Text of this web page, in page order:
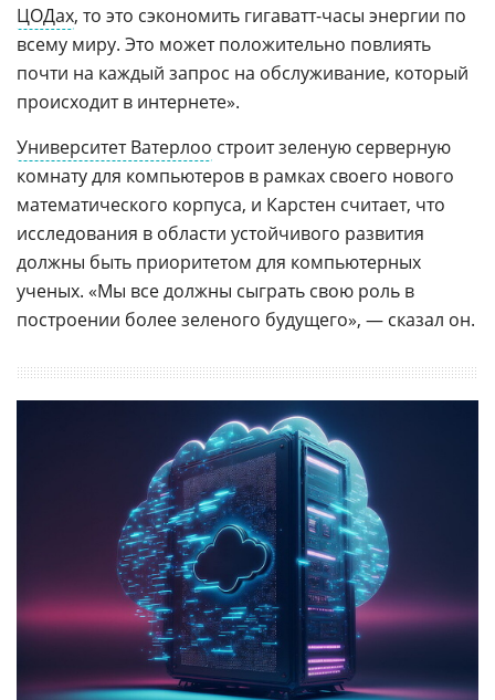
ЦОДах, то это сэкономить гигаватт-часы энергии по
всему миру. Это может положительно повлиять
почти на каждый запрос на обслуживание, который
происходит в интернете».
Университет Ватерлоо строит зеленую серверную
комнату для компьютеров в рамках своего нового
математического корпуса, и Карстен считает, что
исследования в области устойчивого развития
должны быть приоритетом для компьютерных
ученых. «Мы все должны сыграть свою роль в
построении более зеленого будущего», — сказал он.